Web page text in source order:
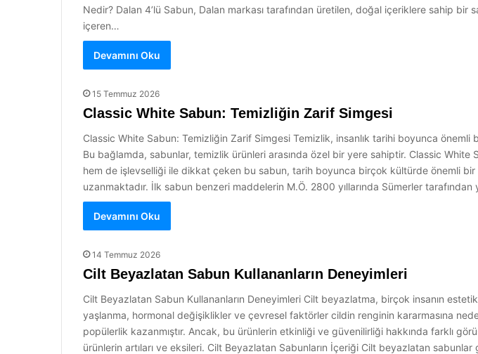
Nedir? Dalan 4’lü Sabun, Dalan markası tarafından üretilen, doğal içeriklere sahip
içeren…
Devamını Oku
15 Temmuz 2026
Classic White Sabun: Temizliğin Zarif Simgesi
Classic White Sabun: Temizliğin Zarif Simgesi Temizlik, insanlık tarihi boyunca
Bu bağlamda, sabunlar, temizlik ürünleri arasında özel bir yere sahiptir. Classic
hem de işlevselliği ile dikkat çeken bu sabun, tarih boyunca birçok kültürde önemli bir
uzanmaktadır. İlk sabun benzeri maddelerin M.Ö. 2800 yıllarında Sümerler
Devamını Oku
14 Temmuz 2026
Cilt Beyazlatan Sabun Kullananların Deneyimleri
Cilt Beyazlatan Sabun Kullananların Deneyimleri Cilt beyazlatma, birçok insanın
yaşlanma, hormonal değişiklikler ve çevresel faktörler cildin renginin kararmasına
popülerlik kazanmıştır. Ancak, bu ürünlerin etkinliği ve güvenilirliği hakkında farklı
ürünlerin artıları ve eksileri. Cilt Beyazlatan Sabunların İçeriği Cilt beyazlatan